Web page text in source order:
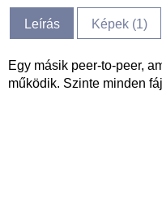
Leírás Képek (1)
Egy másik peer-to-peer,
működik. Szinte minden